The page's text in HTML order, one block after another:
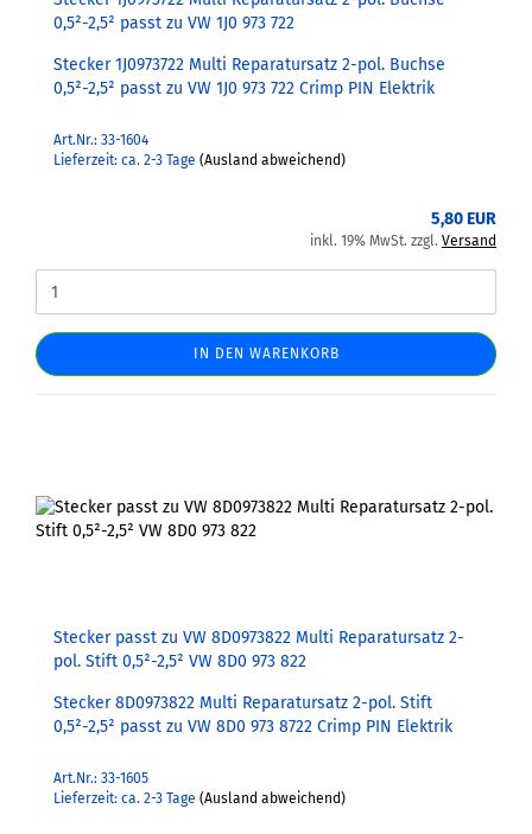
0,5²-2,5² passt zu VW 1J0 973 722
Stecker 1J0973722 Multi Reparatursatz 2-pol. Buchse
0,5²-2,5² passt zu VW 1J0 973 722 Crimp PIN Elektrik
Art.Nr.: 33-1604
Lieferzeit: ca. 2-3 Tage (Ausland abweichend)
5,80 EUR
inkl. 19% MwSt. zzgl. Versand
IN DEN WARENKORB
Stecker passt zu VW 8D0973822 Multi Reparatursatz 2-
pol. Stift 0,5²-2,5² VW 8D0 973 822
Stecker 8D0973822 Multi Reparatursatz 2-pol. Stift
0,5²-2,5² passt zu VW 8D0 973 8722 Crimp PIN Elektrik
Art.Nr.: 33-1605
Lieferzeit: ca. 2-3 Tage (Ausland abweichend)